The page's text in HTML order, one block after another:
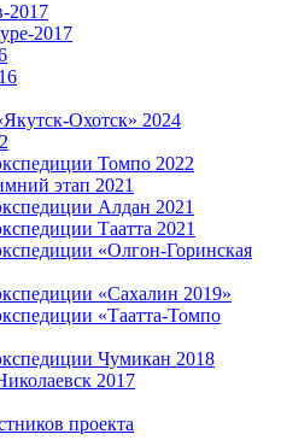
2017
2017
Охотск» 2024
Томпо 2022
этап 2021
Алдан 2021
Таатта 2021
«Олгон-Горинская
«Сахалин 2019»
«Таатта-Томпо
Чумикан 2018
2017
проекта